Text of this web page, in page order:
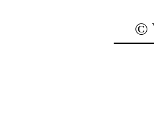
©